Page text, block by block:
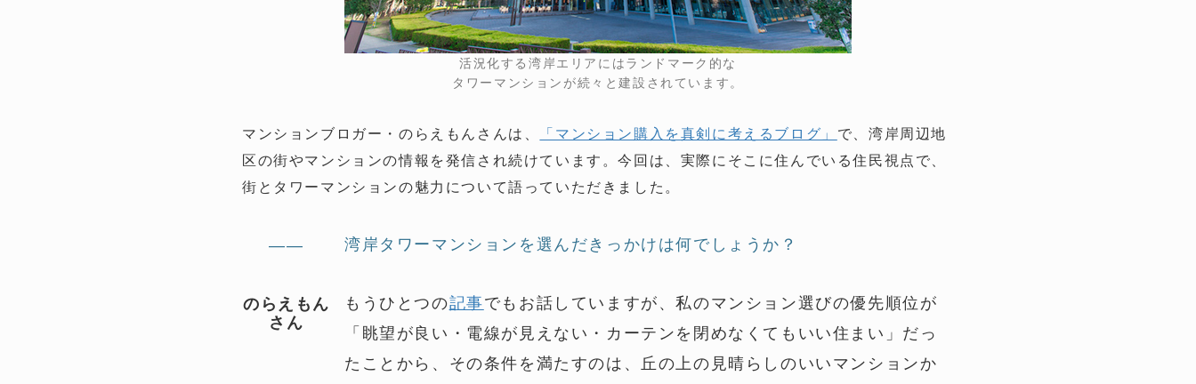
活況化する湾岸エリアにはランドマーク的な
タワーマンションが続々と建設されています。
マンションブロガー・のらえもんさんは、 「マンション購入を真剣に考えるブログ」 で、湾岸周辺地
区の街やマンションの情報を発信され続けています。今回は、実際にそこに住んでいる住民視点で、
街とタワーマンションの魅力について語っていただきました。
—— 湾岸タワーマンションを選んだきっかけは何でしょうか？
のらえもん
さん
もうひとつの記事でもお話していますが、私のマンション選びの優先順位が
「眺望が良い・電線が見えない・カーテンを閉めなくてもいい住まい」だっ
たことから、その条件を満たすのは、丘の上の見晴らしのいいマンションか